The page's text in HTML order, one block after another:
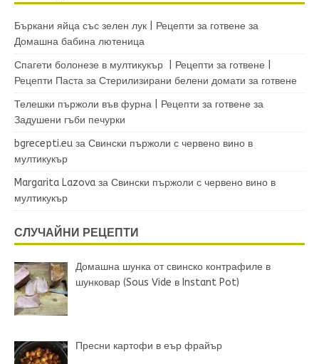
Бъркани яйца със зелен лук | Рецепти за готвене за
Домашна бабина лютеница
Спагети болонезе в мултикукър | Рецепти за готвене |
Рецепти Паста за Стерилизирани белени домати за готвене
Телешки пържоли във фурна | Рецепти за готвене за
Задушени гъби печурки
bgrecepti.eu за Свински пържоли с червено вино в
мултикукър
Margarita Lazova за Свински пържоли с червено вино в
мултикукър
СЛУЧАЙНИ РЕЦЕПТИ
Домашна шунка от свинско контрафиле в
шунковар (Sous Vide в Instant Pot)
Пресни картофи в еър фрайър